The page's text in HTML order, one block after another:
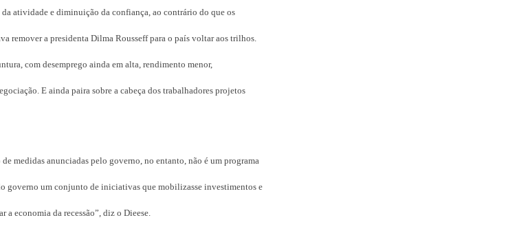
atividade e diminuição da confiança, ao contrário do que os
remover a presidenta Dilma Rousseff para o país voltar aos trilhos.
com desemprego ainda em alta, rendimento menor,
E ainda paira sobre a cabeça dos trabalhadores projetos
medidas anunciadas pelo governo, no entanto, não é um programa
governo um conjunto de iniciativas que mobilizasse investimentos e
a economia da recessão”, diz o Dieese.